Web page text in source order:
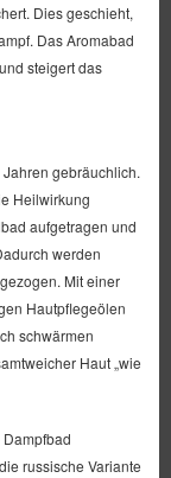
Dies geschieht,
Das Aromabad
steigert das
gebräuchlich.
Heilwirkung
aufgetragen und
werden
Mit einer
Hautpflegeölen
schwärmen
Haut „wie
russische Variante